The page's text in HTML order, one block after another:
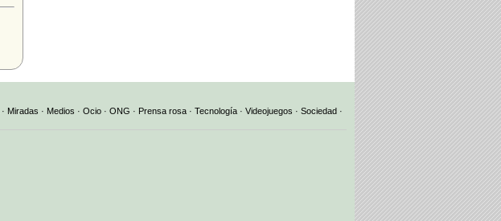
· Miradas · Medios · Ocio · ONG · Prensa rosa · Tecnología · Videojuegos · Sociedad ·